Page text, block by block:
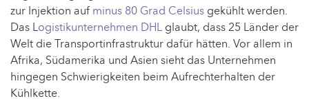
zur Injektion auf minus 80 Grad Celsius gekühlt werden.
Das Logistikunternehmen DHL glaubt, dass 25 Länder der
Welt die Transportinfrastruktur dafür hätten. Vor allem in
Afrika, Südamerika und Asien sieht das Unternehmen
hingegen Schwierigkeiten beim Aufrechterhalten der
Kühlkette.